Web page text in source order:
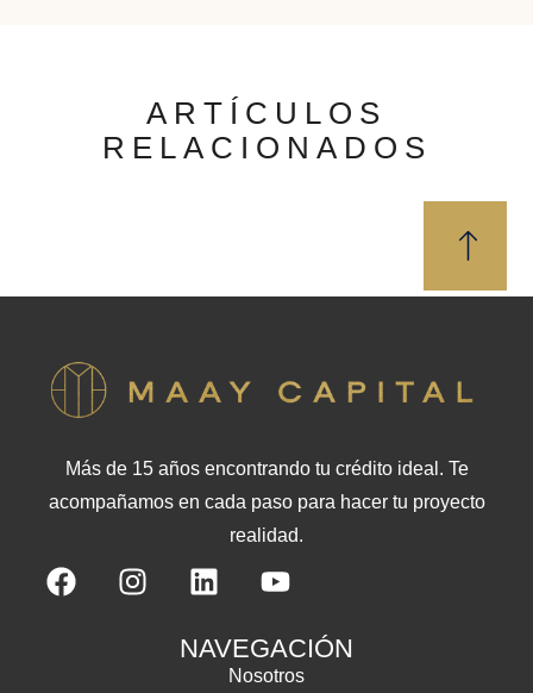
ARTÍCULOS
RELACIONADOS
Más de 15 años encontrando tu crédito ideal. Te
acompañamos en cada paso para hacer tu proyecto
realidad.
NAVEGACIÓN
Nosotros